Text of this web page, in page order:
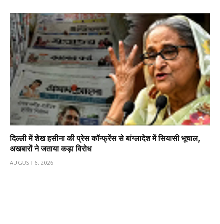
दिल्ली में शेख हसीना की प्रेस कॉन्फ्रेंस से बांग्लादेश में सियासी भूचाल,
अखबारों ने जताया कड़ा विरोध
AUGUST 6, 2026